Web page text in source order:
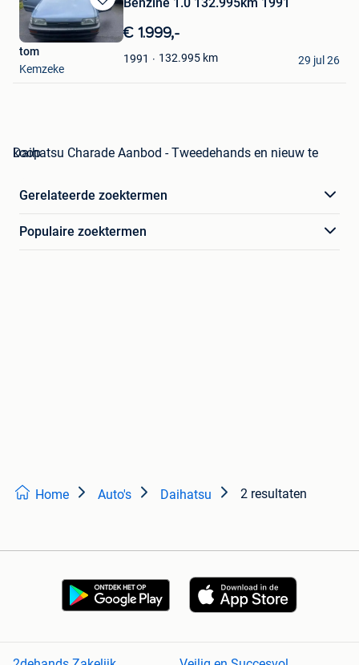
Bewaren
in
Mijn
Favorieten
€ 1.999,-
1991 132.995 km
tom
Kemzeke
29 jul 26
Daihatsu Charade Aanbod - Tweedehands en nieuw te koop
Gerelateerde zoektermen
Populaire zoektermen
Home Auto's Daihatsu 2 resultaten